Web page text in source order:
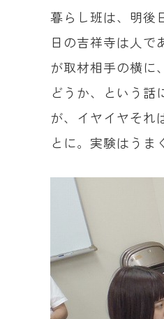
暮らし班は、明後
日の吉祥寺は人で
が取材相手の横に
どうか、という話
が、イヤイヤそれ
とに。実験はうま